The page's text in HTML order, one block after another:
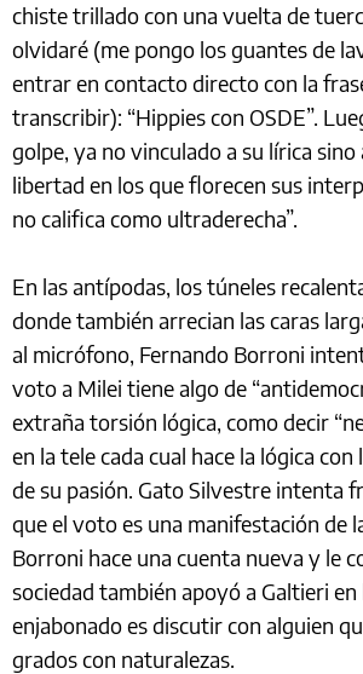
chiste trillado con una vuelta de
olvidaré (me pongo los guantes de
entrar en contacto directo con la
transcribir): “Hippies con OSDE”.
golpe, ya no vinculado a su lírica sino
libertad en los que florecen sus
no califica como ultraderecha”.
En las antípodas, los túneles
donde también arrecian las caras
al micrófono, Fernando Borroni
voto a Milei tiene algo de
extraña torsión lógica, como decir
en la tele cada cual hace la lógica
de su pasión. Gato Silvestre intenta
que el voto es una manifestación de
Borroni hace una cuenta nueva y le
sociedad también apoyó a Galtieri en
enjabonado es discutir con alguien
grados con naturalezas.